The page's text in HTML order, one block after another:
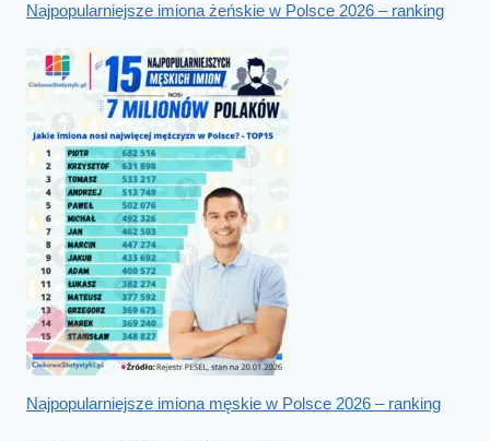
Najpopularniejsze imiona żeńskie w Polsce 2026 – ranking
Najpopularniejsze imiona męskie w Polsce 2026 – ranking